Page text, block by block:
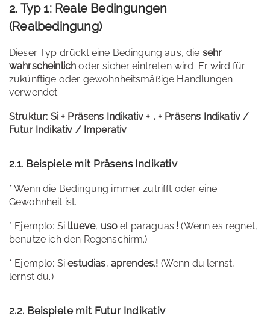
2. Typ 1: Reale Bedingungen
(Realbedingung)
Dieser Typ drückt eine Bedingung aus, die sehr
wahrscheinlich oder sicher eintreten wird. Er wird für
zukünftige oder gewohnheitsmäßige Handlungen
verwendet.
Struktur: Si + Präsens Indikativ + , + Präsens Indikativ /
Futur Indikativ / Imperativ
2.1. Beispiele mit Präsens Indikativ
* Wenn die Bedingung immer zutrifft oder eine
Gewohnheit ist.
* Ejemplo: Si llueve, uso el paraguas.! (Wenn es regnet,
benutze ich den Regenschirm.)
* Ejemplo: Siestudias, aprendes.! (Wenn du lernst,
lernst du.)
2.2. Beispiele mit Futur Indikativ